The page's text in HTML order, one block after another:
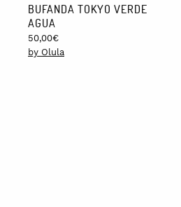
BUFANDA TOKYO VERDE
AGUA
50,00€
by Olula